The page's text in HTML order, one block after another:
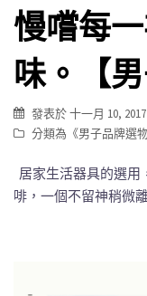
慢嚐每
味。【
發表於十一月 10, 2017
分類為《男子品牌選
居家生活器具的選用
啡，一個不留神稍微